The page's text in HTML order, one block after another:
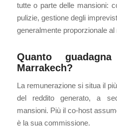
tutte o parte delle mansioni:
pulizie, gestione degli
generalmente proporzionale al
Quanto
Marrakech?
La remunerazione si situa il
del reddito generato, a
mansioni. Più il co-host
è la sua commissione.